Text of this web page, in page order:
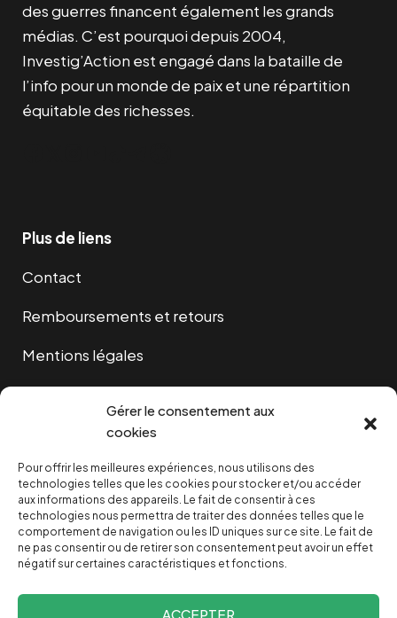
Gérer le consentement aux
cookies
Pour offrir les meilleures expériences, nous utilisons des
technologies telles que les cookies pour stocker et/ou accéder
aux informations des appareils. Le fait de consentir à ces
technologies nous permettra de traiter des données telles que le
comportement de navigation ou les ID uniques sur ce site. Le fait de
ne pas consentir ou de retirer son consentement peut avoir un effet
négatif sur certaines caractéristiques et fonctions.
ACCEPTER
des guerres financent également les grands
médias. C’est pourquoi depuis 2004,
Investig’Action est engagé dans la bataille de
l’info pour un monde de paix et une répartition
équitable des richesses.
Plus de liens
Contact
Remboursements et retours
Mentions légales
NOUS SOUTENIR
NOTRE NEWSLETTER